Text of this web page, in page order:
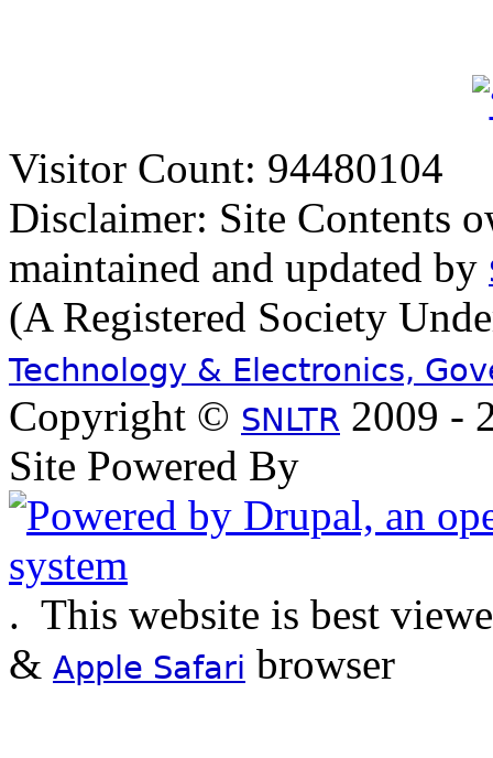
Visitor Count: 94480104
Disclaimer: Site Contents
maintained and updated by
(A Registered Society
Technology & Electronics,
Copyright © SNLTR 2009 -
Site Powered By
. This website is best
& Apple Safari browser